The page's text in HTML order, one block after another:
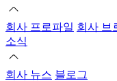
회사 프로파일 회사 브
소식
회사 뉴스 블로그